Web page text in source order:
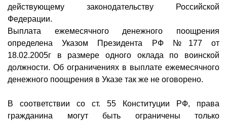
действующему законодательству Российской
Федерации.
Выплата ежемесячного денежного поощрения
определена Указом Президента РФ №177 от
18.02.2005г в размере одного оклада по воинской
должности. Об ограничениях в выплате ежемесячного
денежного поощрения в Указе так же не оговорено.
В соответствии со ст. 55 Конституции РФ, права
гражданина могут быть ограничены только